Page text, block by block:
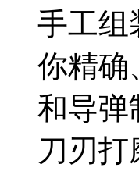
手工组
你精确
和导弹
刀刃